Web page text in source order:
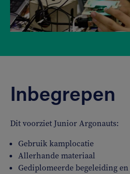
Inbegrepen
Dit voorziet Junior Argonauts:
Gebruik kamplocatie
Allerhande materiaal
Gediplomeerde begeleiding